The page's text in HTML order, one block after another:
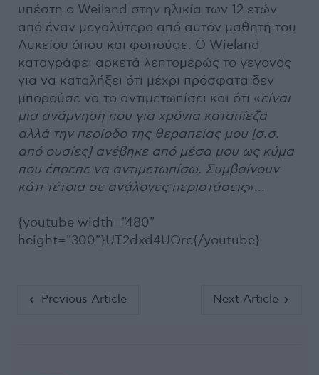
υπέστη ο Weiland στην ηλικία των 12 ετών
από έναν μεγαλύτερο από αυτόν μαθητή του
Λυκείου όπου και φοιτούσε. Ο Wieland
καταγράφει αρκετά λεπτομερώς το γεγονός
για να καταλήξει ότι μέχρι πρόσφατα δεν
μπορούσε να το αντιμετωπίσει και ότι «είναι
μια ανάμνηση που για χρόνια καταπίεζα
αλλά την περίοδο της θεραπείας μου [σ.σ.
από ουσίες] ανέβηκε από μέσα μου ως κύμα
που έπρεπε να αντιμετωπίσω. Συμβαίνουν
κάτι τέτοια σε ανάλογες περιστάσεις»…
{youtube width="480"
height="300"}UT2dxd4UOrc{/youtube}
Previous Article Next Article